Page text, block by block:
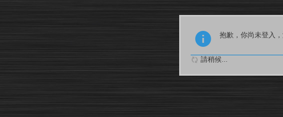
抱歉，你尚未登入
請稍候...